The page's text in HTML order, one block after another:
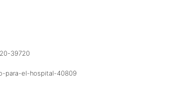
39720
para-el-hospital-40809